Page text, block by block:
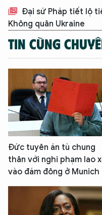
Đại sứ Pháp tiết lộ
Không quân Ukraine
TIN CÙNG
Đức tuyên án tù chung
thân với nghi phạm lao
vào đám đông ở Munich
XIN CHÀO,
TÔI LÀ
Hãy hỏi tôi bất